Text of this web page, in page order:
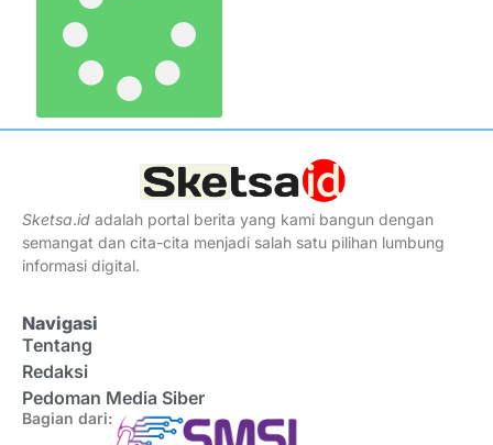
Sketsa.id adalah portal berita yang kami bangun dengan
semangat dan cita-cita menjadi salah satu pilihan lumbung
informasi digital.
Navigasi
Tentang
Redaksi
Pedoman Media Siber
Bagian dari: